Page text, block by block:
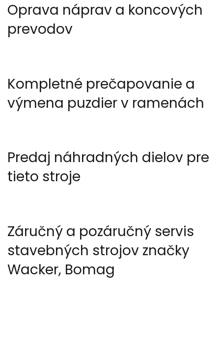
Oprava náprav a koncových
prevodov
Kompletné prečapovanie a
výmena puzdier v ramenách
Predaj náhradných dielov pre
tieto stroje
Záručný a pozáručný servis
stavebných strojov značky
Wacker, Bomag